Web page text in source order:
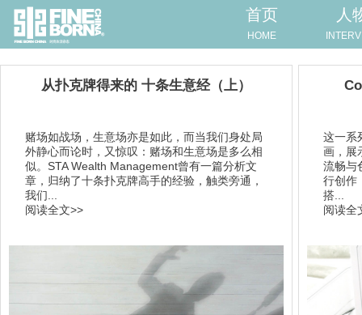
首页
HOME
人
从扑克牌得来的 十条生意经（上）
赌场如战场，生意场亦是如此，而当我们身处局
外静心而论时，又惊叹：赌场和生意场是多么相
似。STA Wealth Management曾有一篇分析文
章，归纳了十条扑克牌高手的经验，触类旁通，
我们...
阅读全文>>
这一系
画，展
流畅与
行创作
搭...
阅读全